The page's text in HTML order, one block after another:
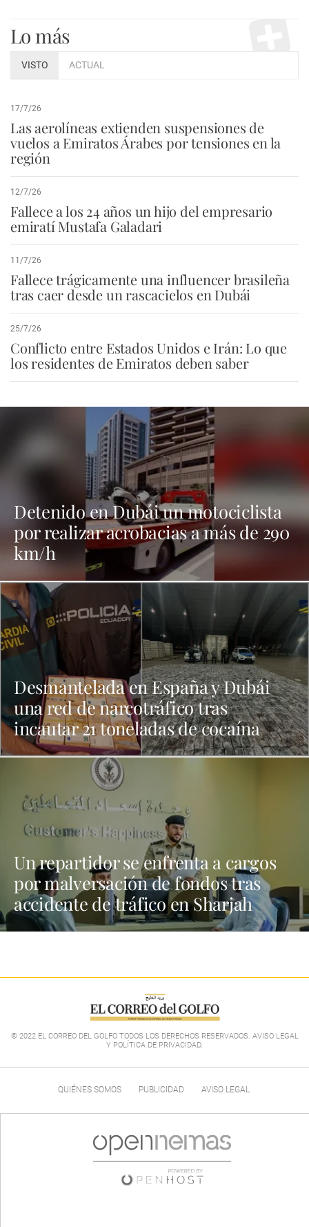
Lo más
VISTO ACTUAL
17/7/26
Las aerolíneas extienden suspensiones de
vuelos a Emiratos Árabes por tensiones en la
región
12/7/26
Fallece a los 24 años un hijo del empresario
emiratí Mustafa Galadari
11/7/26
Fallece trágicamente una influencer brasileña
tras caer desde un rascacielos en Dubái
25/7/26
Conflicto entre Estados Unidos e Irán: Lo que
los residentes de Emiratos deben saber
Detenido en Dubái un motociclista
por realizar acrobacias a más de 290
km/h
Desmantelada en España y Dubái
una red de narcotráfico tras
incautar 21 toneladas de cocaína
Un repartidor se enfrenta a cargos
por malversación de fondos tras
accidente de tráfico en Sharjah
© 2022 EL CORREO DEL GOLFO TODOS LOS DERECHOS RESERVADOS. AVISO LEGAL
Y POLÍTICA DE PRIVACIDAD.
QUIÉNES SOMOS PUBLICIDAD AVISO LEGAL